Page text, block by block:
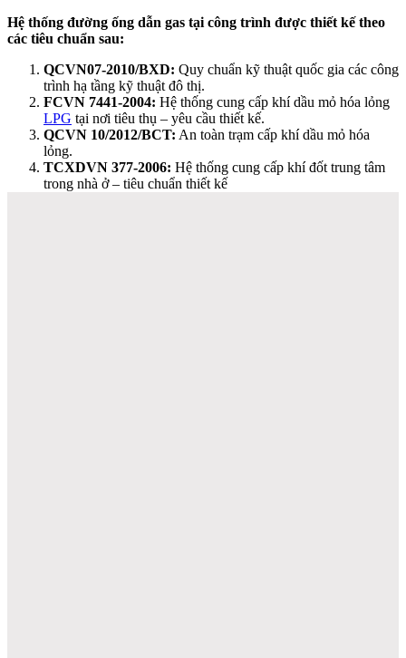
Hệ thống đường ống dẫn gas tại công trình được thiết kế theo
các tiêu chuẩn sau:
QCVN07-2010/BXD: Quy chuẩn kỹ thuật quốc gia các công
trình hạ tầng kỹ thuật đô thị.
FCVN 7441-2004: Hệ thống cung cấp khí dầu mỏ hóa lỏng
LPG tại nơi tiêu thụ – yêu cầu thiết kế.
QCVN 10/2012/BCT: An toàn trạm cấp khí dầu mỏ hóa
lỏng.
TCXDVN 377-2006: Hệ thống cung cấp khí đốt trung tâm
trong nhà ở – tiêu chuẩn thiết kế